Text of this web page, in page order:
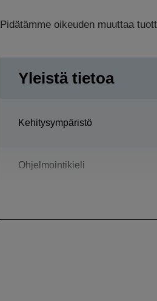
Pidätämme oikeuden muuttaa
Yleistä tietoa
Kehitysympäristö
Ohjelmointikieli